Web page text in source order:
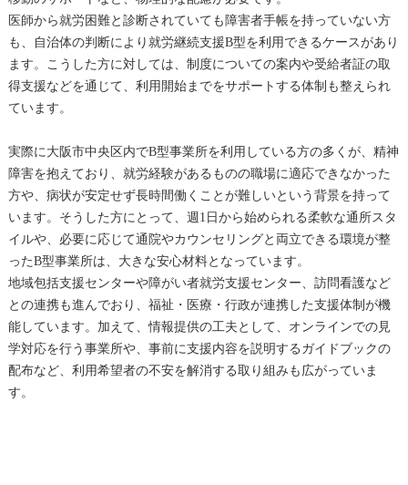
医師から就労困難と診断されていても障害者手帳を持っていない方
も、自治体の判断により就労継続支援B型を利用できるケースがあり
ます。こうした方に対しては、制度についての案内や受給者証の取
得支援などを通じて、利用開始までをサポートする体制も整えられ
ています。
実際に大阪市中央区内でB型事業所を利用している方の多くが、精神
障害を抱えており、就労経験があるものの職場に適応できなかった
方や、病状が安定せず長時間働くことが難しいという背景を持って
います。そうした方にとって、週1日から始められる柔軟な通所スタ
イルや、必要に応じて通院やカウンセリングと両立できる環境が整
ったB型事業所は、大きな安心材料となっています。
地域包括支援センターや障がい者就労支援センター、訪問看護など
との連携も進んでおり、福祉・医療・行政が連携した支援体制が機
能しています。加えて、情報提供の工夫として、オンラインでの見
学対応を行う事業所や、事前に支援内容を説明するガイドブックの
配布など、利用希望者の不安を解消する取り組みも広がっていま
す。